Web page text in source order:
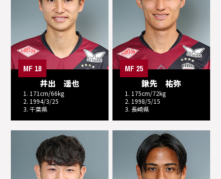
MF 18
井出 遥也
1. 171cm/66kg
2. 1994/3/25
3. 千葉県
MF 25
鍬先 祐弥
1. 175cm/72kg
2. 1998/5/15
3. 長崎県